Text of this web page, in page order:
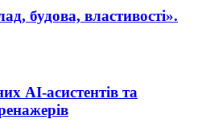
будова, властивості».
AI-асистентів та